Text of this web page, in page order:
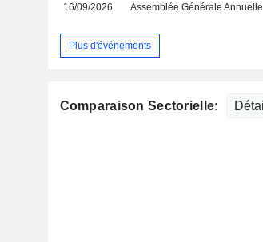
16/09/2026 Assemblée Générale Annuelle
Plus d'événements
Comparaison Sectorielle: